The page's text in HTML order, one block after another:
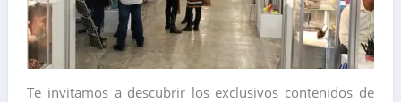
Te invitamos a descubrir los exclusivos contenidos de